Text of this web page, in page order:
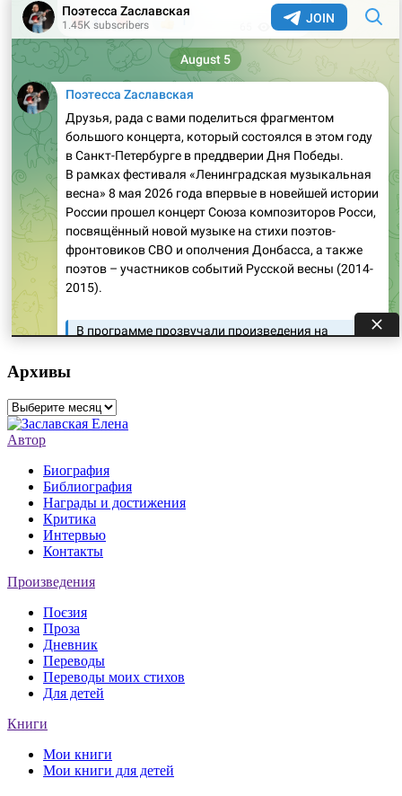
Архивы
Архивы
Автор
Биография
Библиография
Награды и достижения
Критика
Интервью
Контакты
Произведения
Поєзия
Проза
Дневник
Переводы
Переводы моих стихов
Для детей
Книги
Мои книги
Мои книги для детей